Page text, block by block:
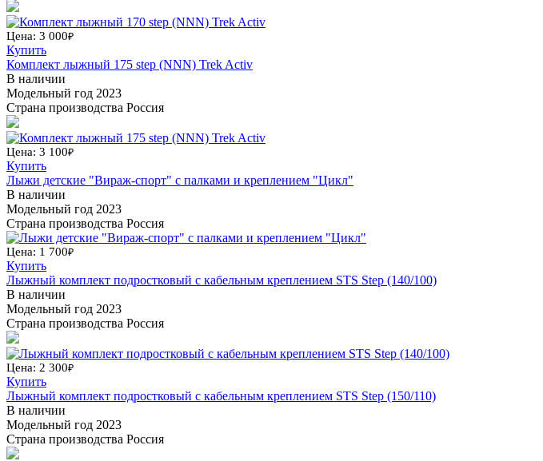
Цена: 3 000₽
Купить
Комплект лыжный 175 step (NNN) Trek Activ
В наличии
Модельный год 2023
Страна производства Россия
Цена: 3 100₽
Купить
Лыжи детские "Вираж-спорт" с палками и креплением "Цикл"
В наличии
Модельный год 2023
Страна производства Россия
Цена: 1 700₽
Купить
Лыжный комплект подростковый с кабельным креплением STS Step (140/100)
В наличии
Модельный год 2023
Страна производства Россия
Цена: 2 300₽
Купить
Лыжный комплект подростковый с кабельным креплением STS Step (150/110)
В наличии
Модельный год 2023
Страна производства Россия